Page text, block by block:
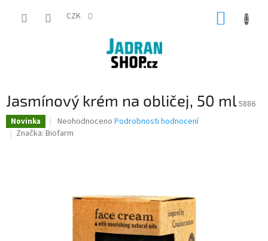
CZK
Jasmínový krém na obličej, 50 ml5886
Novinka
Průměrné
hodnocení
hvězdiček.
Neohodnoceno Podrobnosti hodnocení
Značka: Biofarm